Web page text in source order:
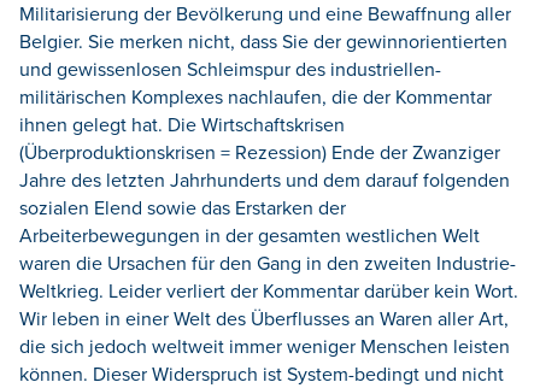
Militarisierung der Bevölkerung und eine Bewaffnung aller
Belgier. Sie merken nicht, dass Sie der gewinnorientierten
und gewissenlosen Schleimspur des industriellen-
militärischen Komplexes nachlaufen, die der Kommentar
ihnen gelegt hat. Die Wirtschaftskrisen
(Überproduktionskrisen = Rezession) Ende der Zwanziger
Jahre des letzten Jahrhunderts und dem darauf folgenden
sozialen Elend sowie das Erstarken der
Arbeiterbewegungen in der gesamten westlichen Welt
waren die Ursachen für den Gang in den zweiten Industrie-
Weltkrieg. Leider verliert der Kommentar darüber kein Wort.
Wir leben in einer Welt des Überflusses an Waren aller Art,
die sich jedoch weltweit immer weniger Menschen leisten
können. Dieser Widerspruch ist System-bedingt und nicht